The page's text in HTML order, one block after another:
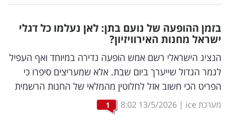
דיגיטל
וטק
שיווק
ופרסום
בזמן ההופעה של נועם בתן: לאן נעלמו כל דגלי
ישראל מחנות האירוויזיון?
הנציג הישראלי רשם אמש הופעה נדירה במיוחד ואף העפיל
לגמר הגדול שייערך ביום שבת. אלא שמעריצים סיפרו כי
הפריט הכי חשוב אזל לחלוטין מהמלאי של החנות הרשמית
מערכת ice |
13/5/2026
8:02
1